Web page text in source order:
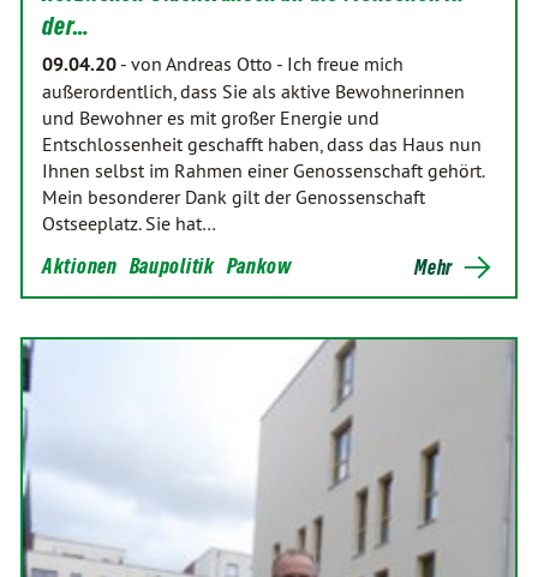
der…
09.04.20 - von Andreas Otto - Ich freue mich
außerordentlich, dass Sie als aktive Bewohnerinnen
und Bewohner es mit großer Energie und
Entschlossenheit geschafft haben, dass das Haus nun
Ihnen selbst im Rahmen einer Genossenschaft gehört.
Mein besonderer Dank gilt der Genossenschaft
Ostseeplatz. Sie hat…
Aktionen Baupolitik Pankow Mehr